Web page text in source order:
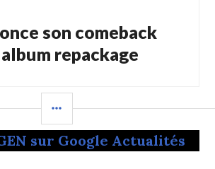
son comeback
repackage
LATÉRALE
sur Google Actualités